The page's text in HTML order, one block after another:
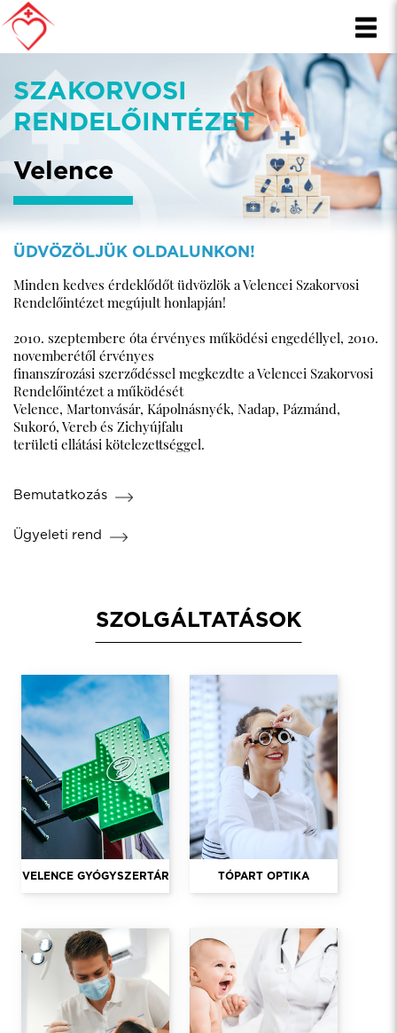
SZAKORVOSI
RENDELŐINTÉZET
Velence
ÜDVÖZÖLJÜK OLDALUNKON!
Minden kedves érdeklődőt üdvözlök a Velencei Szakorvosi
Rendelőintézet megújult honlapján!
2010. szeptembere óta érvényes működési engedéllyel, 2010.
novemberétől érvényes
finanszírozási szerződéssel megkezdte a Velencei Szakorvosi
Rendelőintézet a működését
Velence, Martonvásár, Kápolnásnyék, Nadap, Pázmánd,
Sukoró, Vereb és Zichyújfalu
területi ellátási kötelezettséggel.
Bemutatkozás
Ügyeleti rend
SZOLGÁLTATÁSOK
VELENCE GYÓGYSZERTÁR TÓPART OPTIKA